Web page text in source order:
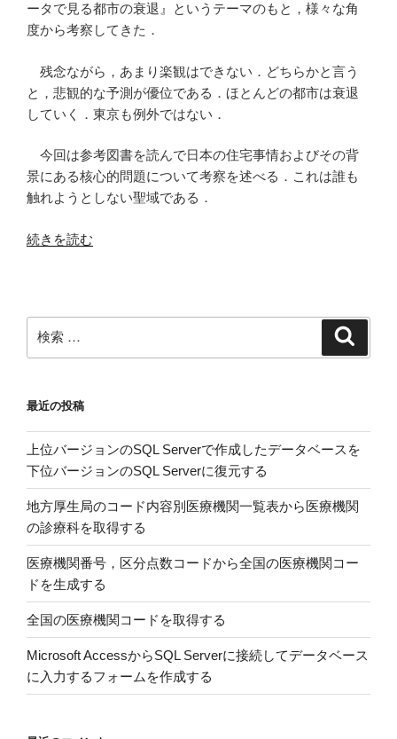
る”
ータで見る都市の衰退』というテーマのもと，様々な角
度から考察してきた．
残念ながら，あまり楽観はできない．どちらかと言う
と，悲観的な予測が優位である．ほとんどの都市は衰退
していく．東京も例外ではない．
今回は参考図書を読んで日本の住宅事情およびその背
景にある核心的問題について考察を述べる．これは誰も
触れようとしない聖域である．
“都
略
的
の
続きを読む
索:
最近の投稿
上位バージョンのSQL Serverで作成したデータベースを
下位バージョンのSQL Serverに復元する
地方厚生局のコード内容別医療機関一覧表から医療機関
の診療科を取得する
医療機関番号，区分点数コードから全国の医療機関コー
ドを生成する
全国の医療機関コードを取得する
Microsoft AccessからSQL Serverに接続してデータベース
に入力するフォームを作成する